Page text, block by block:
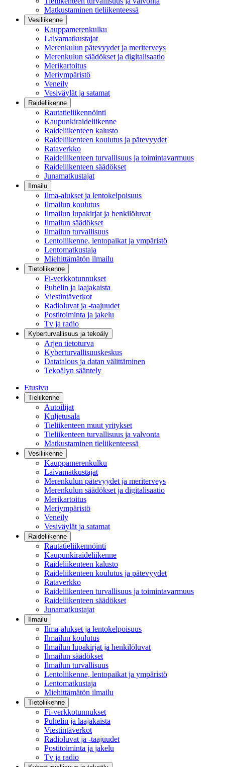
Matkustaminen tieliikenteessä
Vesiliikenne
Kauppamerenkulku
Laivamatkustajat
Merenkulun pätevyydet ja meriterveys
Merenkulun säädökset ja digitalisaatio
Merikartoitus
Meriympäristö
Veneily
Vesiväylät ja satamat
Raideliikenne
Rautatieliikennöinti
Kaupunkiraideliikenne
Raideliikenteen kalusto
Raideliikenteen koulutus ja pätevyydet
Rataverkko
Raideliikenteen turvallisuus ja toimintavarmuus
Raideliikenteen säädökset
Junamatkustajat
Ilmailu
Ilma-alukset ja lentokelpoisuus
Ilmailun koulutus
Ilmailun lupakirjat ja henkilöluvat
Ilmailun säädökset
Ilmailun turvallisuus
Lentoliikenne, lentopaikat ja ympäristö
Lentomatkustaja
Miehittämätön ilmailu
Tietoliikenne
Fi-verkkotunnukset
Puhelin ja laajakaista
Viestintäverkot
Radioluvat ja -taajuudet
Postitoiminta ja jakelu
Tv ja radio
Kyberturvallisuus ja tekoäly
Arjen tietoturva
Kyberturvallisuuskeskus
Datatalous ja datan välittäminen
Tekoälyn sääntely
Etusivu
Tieliikenne
Autoilijat
Kuljetusala
Tieliikenteen muut yritykset
Tieliikenteen turvallisuus ja valvonta
Matkustaminen tieliikenteessä
Vesiliikenne
Kauppamerenkulku
Laivamatkustajat
Merenkulun pätevyydet ja meriterveys
Merenkulun säädökset ja digitalisaatio
Merikartoitus
Meriympäristö
Veneily
Vesiväylät ja satamat
Raideliikenne
Rautatieliikennöinti
Kaupunkiraideliikenne
Raideliikenteen kalusto
Raideliikenteen koulutus ja pätevyydet
Rataverkko
Raideliikenteen turvallisuus ja toimintavarmuus
Raideliikenteen säädökset
Junamatkustajat
Ilmailu
Ilma-alukset ja lentokelpoisuus
Ilmailun koulutus
Ilmailun lupakirjat ja henkilöluvat
Ilmailun säädökset
Ilmailun turvallisuus
Lentoliikenne, lentopaikat ja ympäristö
Lentomatkustaja
Miehittämätön ilmailu
Tietoliikenne
Fi-verkkotunnukset
Puhelin ja laajakaista
Viestintäverkot
Radioluvat ja -taajuudet
Postitoiminta ja jakelu
Tv ja radio